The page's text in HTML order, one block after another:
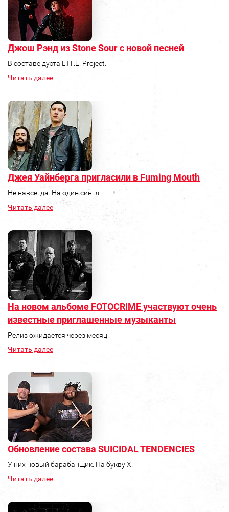
Джош Рэнд из Stone Sour с новой песней
В составе дуэта L.I.F.E. Project.
Читать далее
Джея Уайнберга пригласили в Fuming Mouth
Не навсегда. На один сингл.
Читать далее
На новом альбоме FOTOCRIME участвуют очень
известные приглашенные музыканты
Релиз ожидается через месяц.
Читать далее
Обновление состава SUICIDAL TENDENCIES
У них новый барабанщик. На букву Х.
Читать далее